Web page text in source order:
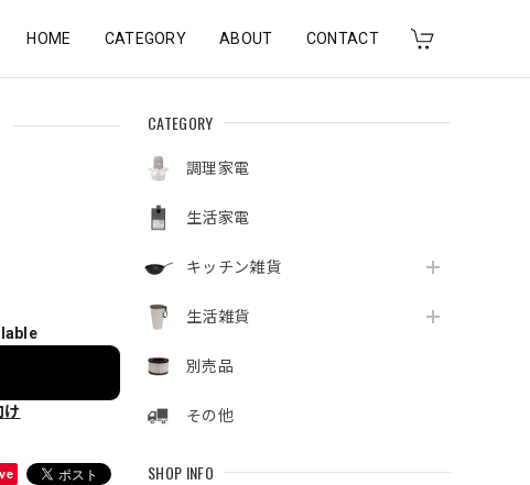
HOME CATEGORY ABOUT CONTACT
CATEGORY
調理家電
生活家電
キッチン雑貨
生活雑貨
別売品
その他
SHOP INFO
け